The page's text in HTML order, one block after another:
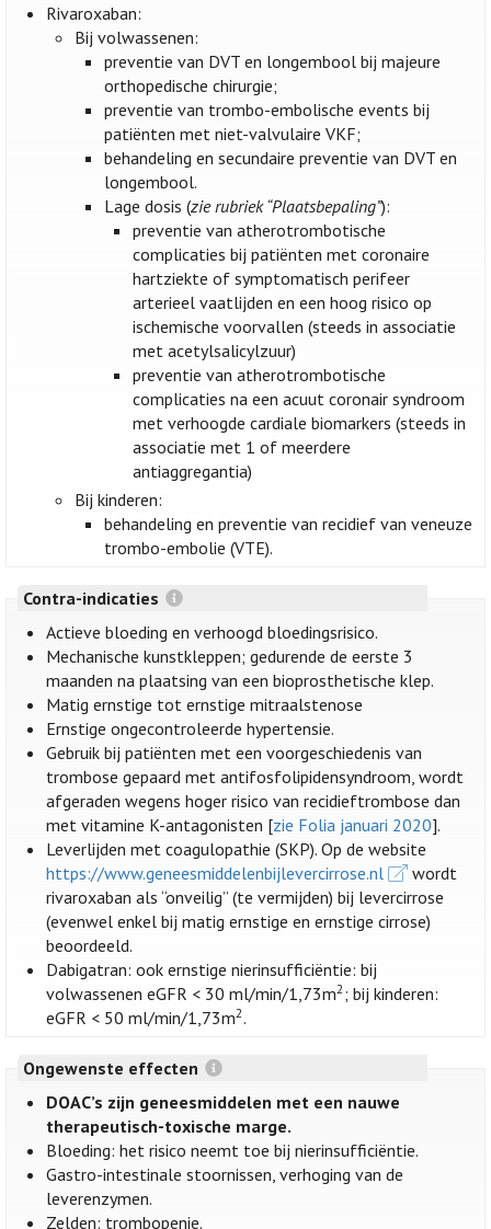
Rivaroxaban:
Bij volwassenen:
preventie van DVT en longembool bij majeure
orthopedische chirurgie;
preventie van trombo-embolische events bij
patiënten met niet-valvulaire VKF;
behandeling en secundaire preventie van DVT en
longembool.
Lage dosis (zie rubriek “Plaatsbepaling”):
preventie van atherotrombotische
complicaties bij patiënten met coronaire
hartziekte of symptomatisch perifeer
arterieel vaatlijden en een hoog risico op
ischemische voorvallen (steeds in associatie
met acetylsalicylzuur)
preventie van atherotrombotische
complicaties na een acuut coronair syndroom
met verhoogde cardiale biomarkers (steeds in
associatie met 1 of meerdere
antiaggregantia)
Bij kinderen:
behandeling en preventie van recidief van veneuze
trombo-embolie (VTE).
Contra-indicaties
Actieve bloeding en verhoogd bloedingsrisico.
Mechanische kunstkleppen; gedurende de eerste 3
maanden na plaatsing van een bioprosthetische klep.
Matig ernstige tot ernstige mitraalstenose
Ernstige ongecontroleerde hypertensie.
Gebruik bij patiënten met een voorgeschiedenis van
trombose gepaard met antifosfolipidensyndroom, wordt
afgeraden wegens hoger risico van recidieftrombose dan
met vitamine K-antagonisten [zie Folia januari 2020].
Leverlijden met coagulopathie (SKP). Op de website
https://www.geneesmiddelenbijlevercirrose.nl
wordt
rivaroxaban als “onveilig” (te vermijden) bij levercirrose
(evenwel enkel bij matig ernstige en ernstige cirrose)
beoordeeld.
Dabigatran: ook ernstige nierinsufficiëntie: bij
volwassenen eGFR < 30 ml/min/1,73m2 ; bij kinderen:
eGFR < 50 ml/min/1,73m2 .
Ongewenste effecten
DOAC’s zijn geneesmiddelen met een nauwe
therapeutisch-toxische marge.
Bloeding: het risico neemt toe bij nierinsufficiëntie.
Gastro-intestinale stoornissen, verhoging van de
leverenzymen.
Zelden: trombopenie.